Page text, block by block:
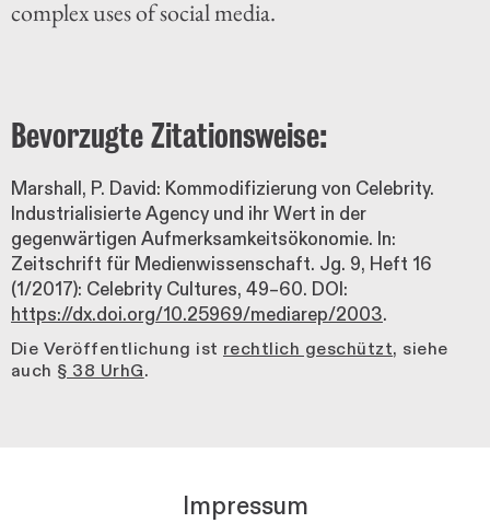
complex uses of social media.
Bevorzugte Zitationsweise:
Marshall, P. David: Kommodifizierung von Celebrity.
Industrialisierte Agency und ihr Wert in der
gegenwärtigen Aufmerksamkeitsökonomie. In:
Zeitschrift für Medienwissenschaft. Jg. 9, Heft 16
(1/2017): Celebrity Cultures, 49–60. DOI:
https://dx.doi.org/10.25969/mediarep/2003.
Die Veröffentlichung ist rechtlich geschützt, siehe
auch § 38 UrhG.
Impressum